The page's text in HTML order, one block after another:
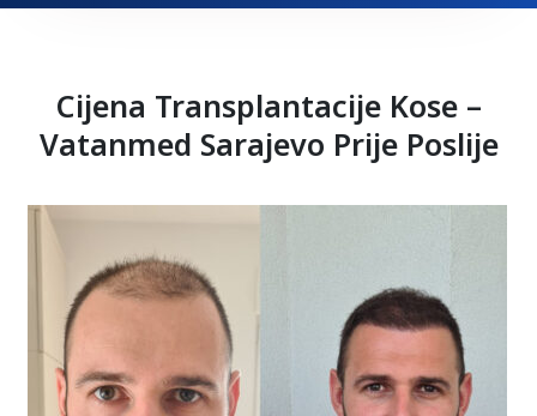
Cijena Transplantacije Kose –
Vatanmed Sarajevo Prije Poslije